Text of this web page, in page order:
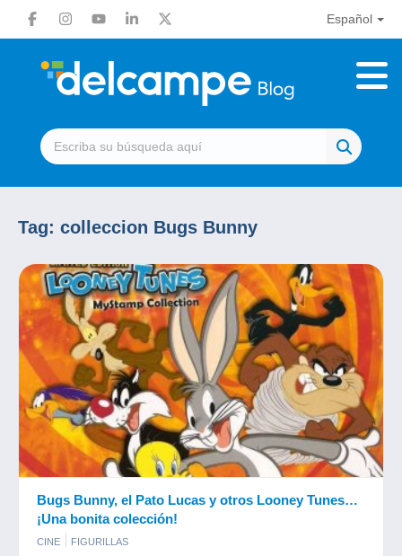
Español
Tag: colleccion Bugs Bunny
Bugs Bunny, el Pato Lucas y otros Looney Tunes…
¡Una bonita colección!
CINE FIGURILLAS